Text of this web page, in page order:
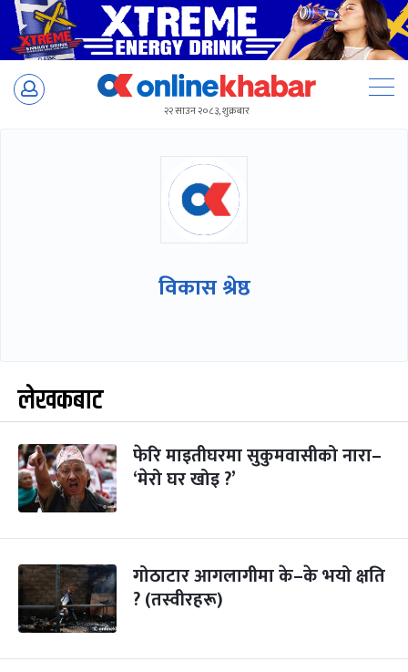
Skip
२२ साउन २०८३, शुक्रबार
विकास श्रेष्ठ
लेखकबाट
फेरि माइतीघरमा सुकुमवासीको नारा–
‘मेरो घर खोइ ?’
गोठाटार आगलागीमा के–के भयो क्षति
? (तस्वीरहरू)